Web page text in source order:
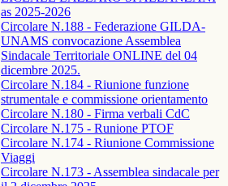
as 2025-2026
Circolare N.188 - Federazione GILDA-
UNAMS convocazione Assemblea
Sindacale Territoriale ONLINE del 04
dicembre 2025.
Circolare N.184 - Riunione funzione
strumentale e commissione orientamento
Circolare N.180 - Firma verbali CdC
Circolare N.175 - Runione PTOF
Circolare N.174 - Riunione Commissione
Viaggi
Circolare N.173 - Assemblea sindacale per